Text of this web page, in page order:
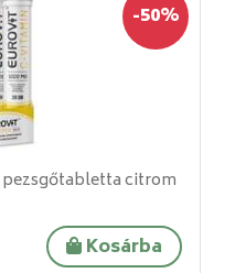
-50%
pezsgőtabletta citrom
Kosárba